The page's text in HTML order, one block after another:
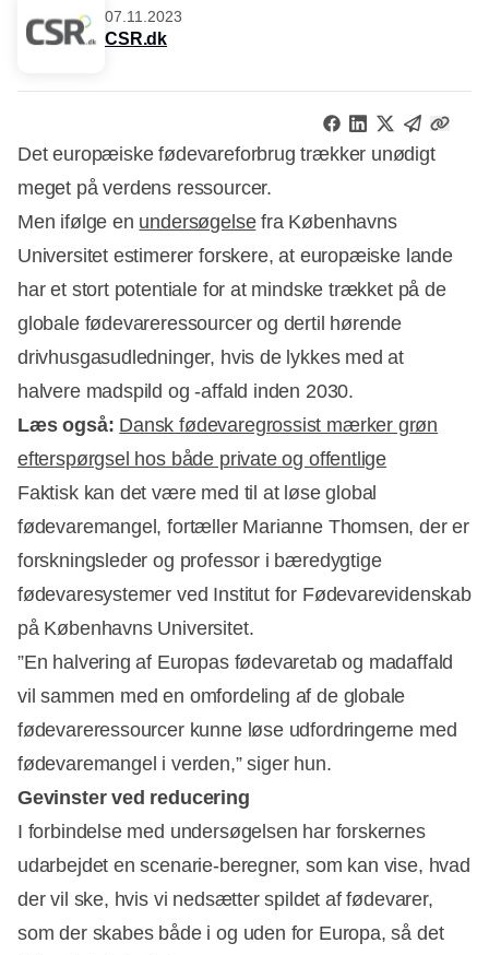
07.11.2023
CSR.dk
Det europæiske fødevareforbrug trækker unødigt
meget på verdens ressourcer.
Men ifølge en undersøgelsefra Københavns
Universitet estimerer forskere, at europæiske lande
har et stort potentiale for at mindske trækket på de
globale fødevareressourcer og dertil hørende
drivhusgasudledninger, hvis de lykkes med at
halvere madspild og -affald inden 2030.
Annonce
Læs også: Dansk fødevaregrossist mærker grøn
efterspørgsel hos både private og offentlige
Faktisk kan det være med til at løse global
fødevaremangel, fortæller Marianne Thomsen, der er
forskningsleder og professor i bæredygtige
fødevaresystemer ved Institut for Fødevarevidenskab
på Københavns Universitet.
”En halvering af Europas fødevaretab og madaffald
vil sammen med en omfordeling af de globale
fødevareressourcer kunne løse udfordringerne med
fødevaremangel i verden,” siger hun.
Gevinster ved reducering
I forbindelse med undersøgelsen har forskernes
udarbejdet en scenarie-beregner, som kan vise, hvad
der vil ske, hvis vi nedsætter spildet af fødevarer,
som der skabes både i og uden for Europa, så det